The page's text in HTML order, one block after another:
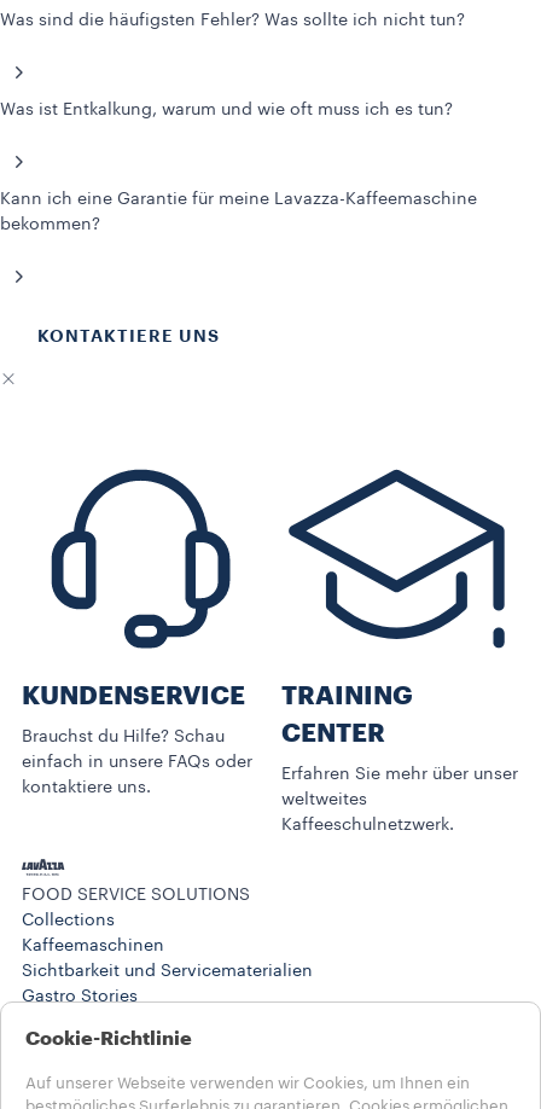
Was sind die häufigsten Fehler? Was sollte ich nicht tun?
Was ist Entkalkung, warum und wie oft muss ich es tun?
Kann ich eine Garantie für meine Lavazza-Kaffeemaschine
bekommen?
KONTAKTIERE UNS
KUNDENSERVICE​
Brauchst du Hilfe? Schau
einfach in unsere FAQs oder
kontaktiere uns.
TRAINING
CENTER
Erfahren Sie mehr über unser
weltweites
Kaffeeschulnetzwerk.
FOOD SERVICE SOLUTIONS
Collections
Kaffeemaschinen
Sichtbarkeit und Servicematerialien
Gastro Stories
BUSINESS SOLUTIONS
Produkte
Stories
Cookie-Richtlinie
Auf unserer Webseite verwenden wir Cookies, um Ihnen ein